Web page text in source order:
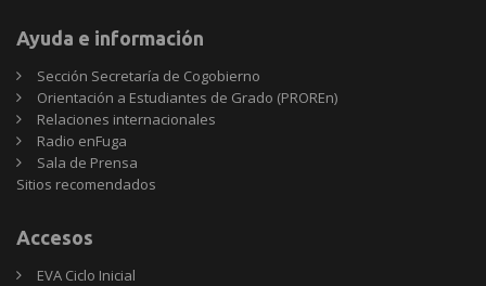
Ayuda e información
Sección Secretaría de Cogobierno
Orientación a Estudiantes de Grado (PROREn)
Relaciones internacionales
Radio enFuga
Sala de Prensa
Sitios
Sitios recomendados
Accesos
EVA Ciclo Inicial